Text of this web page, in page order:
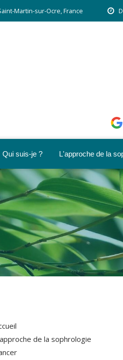
Martin-sur-Ocre, France
Qui suis-je ? L'approche de la
de la sophrologie